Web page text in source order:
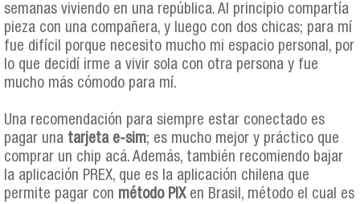
semanas viviendo en una república. Al principio compartía
pieza con una compañera, y luego con dos chicas; para mí
fue difícil porque necesito mucho mi espacio personal, por
lo que decidí irme a vivir sola con otra persona y fue
mucho más cómodo para mí.
Una recomendación para siempre estar conectado es
pagar una tarjeta e-sim; es mucho mejor y práctico que
comprar un chip acá. Además, también recomiendo bajar
la aplicación PREX, que es la aplicación chilena que
permite pagar con método PIXen Brasil, método el cual es